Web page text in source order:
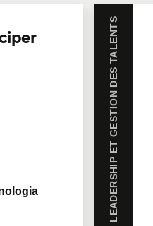
LEADERSHIP ET GESTION DES TALENTS